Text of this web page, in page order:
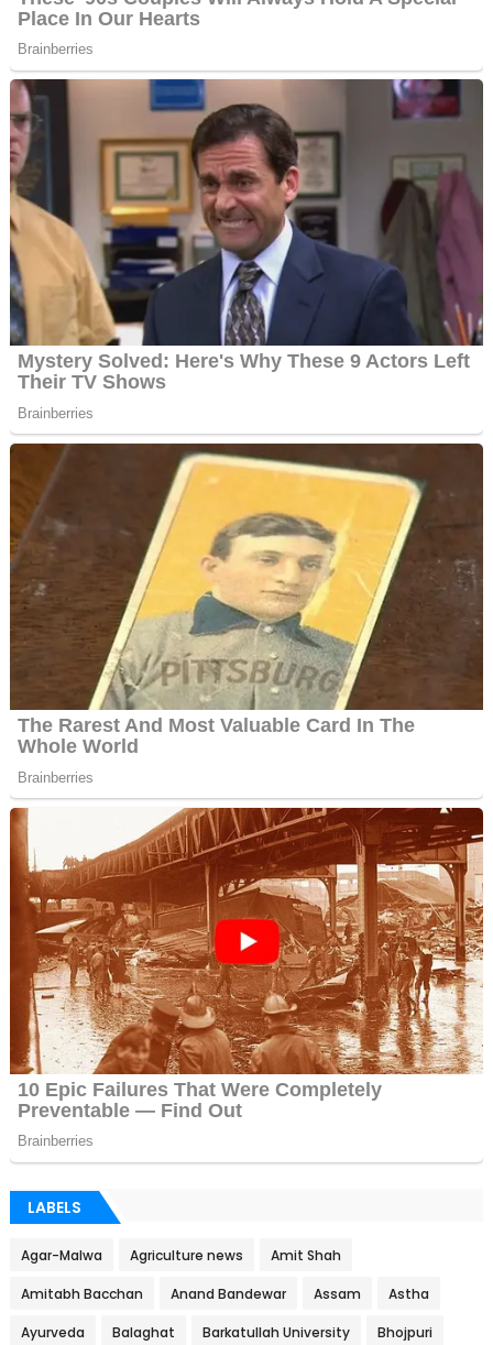
LABELS
Agar-Malwa Agriculture news Amit Shah
Amitabh Bacchan Anand Bandewar Assam Astha
Ayurveda Balaghat Barkatullah University Bhojpuri